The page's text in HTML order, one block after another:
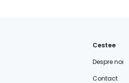
Cestee
Despre noi
Contact